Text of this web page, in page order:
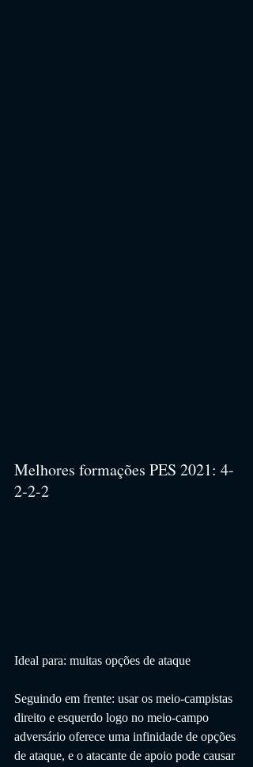
Melhores formações PES 2021: 4-
2-2-2
Ideal para: muitas opções de ataque
Seguindo em frente: usar os meio-campistas
direito e esquerdo logo no meio-campo
adversário oferece uma infinidade de opções
de ataque, e o atacante de apoio pode causar